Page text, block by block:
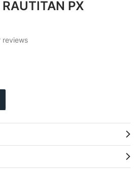
PX
reviews